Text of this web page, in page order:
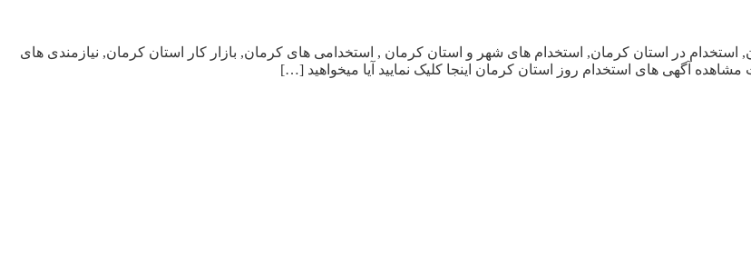
شهر و استان کرمان, استخدام در استان کرمان, استخدام های شهر و استان کرمان , استخدامی های کرمان, بازار کار استان کرمان, نیازمندی های
آگهی های استخدام روز استان کرمان اینجا کلیک نمایید آیا میخواهید […]